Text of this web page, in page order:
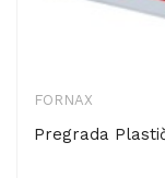
FORNAX
Pregrada